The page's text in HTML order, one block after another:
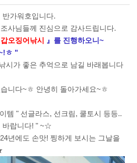
가워호입니다.
사님들께 진심으로 감사드립니다.
오징어낚시 』를 진행하오니~
ㅎ "
시가 좋은 추억으로 남길 바래봅니다
니다~ㅎ 안녕히 돌아가세요~ㅎ
템 " 선글라스, 선크림, 쿨토시 등등..
바랍니다! " ~☆
년에도 손맛! 찡하게 보시는 그날을